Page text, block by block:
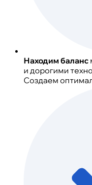
Находим баланс
и дорогими
Создаем